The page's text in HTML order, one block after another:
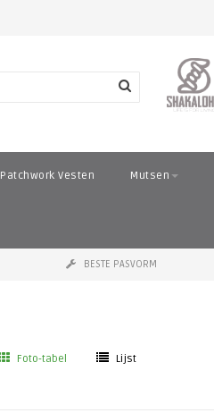
Patchwork Vesten Mutsen
BESTE PASVORM
Foto-tabel Lijst